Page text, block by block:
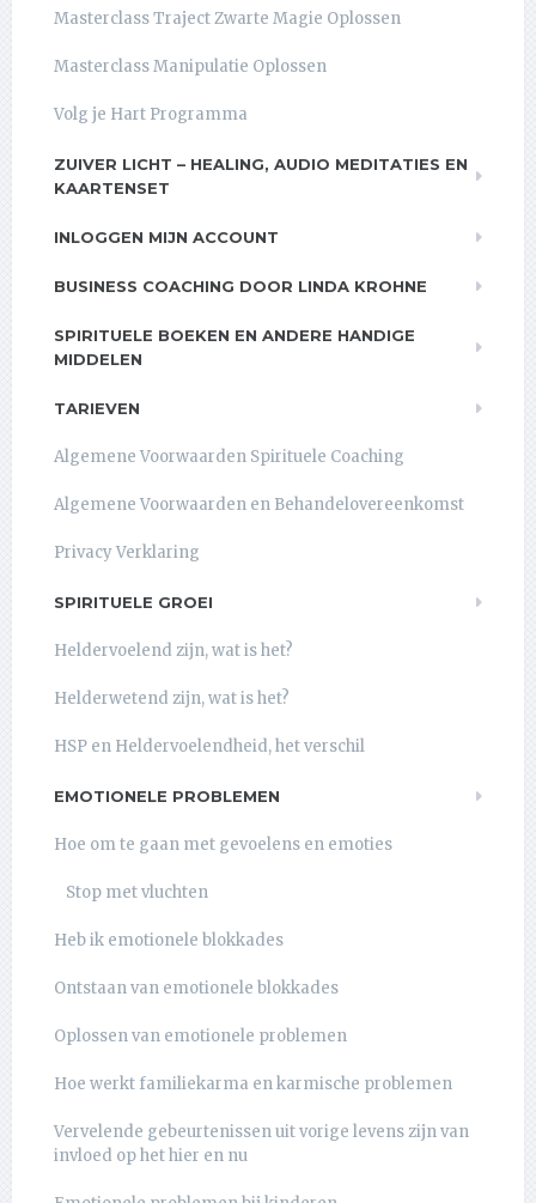
Masterclass Traject Zwarte Magie Oplossen
Masterclass Manipulatie Oplossen
Volg je Hart Programma
ZUIVER LICHT – HEALING, AUDIO MEDITATIES EN
KAARTENSET
INLOGGEN MIJN ACCOUNT
BUSINESS COACHING DOOR LINDA KROHNE
SPIRITUELE BOEKEN EN ANDERE HANDIGE
MIDDELEN
TARIEVEN
Algemene Voorwaarden Spirituele Coaching
Algemene Voorwaarden en Behandelovereenkomst
Privacy Verklaring
SPIRITUELE GROEI
Heldervoelend zijn, wat is het?
Helderwetend zijn, wat is het?
HSP en Heldervoelendheid, het verschil
EMOTIONELE PROBLEMEN
Hoe om te gaan met gevoelens en emoties
Stop met vluchten
Heb ik emotionele blokkades
Ontstaan van emotionele blokkades
Oplossen van emotionele problemen
Hoe werkt familiekarma en karmische problemen
Vervelende gebeurtenissen uit vorige levens zijn van
invloed op het hier en nu